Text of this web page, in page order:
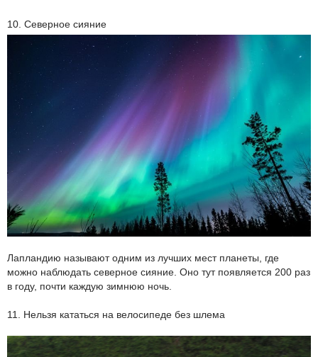
10. Северное сияние
Лапландию называют одним из лучших мест планеты, где
можно наблюдать северное сияние. Оно тут появляется 200 раз
в году, почти каждую зимнюю ночь.
11. Нельзя кататься на велосипеде без шлема